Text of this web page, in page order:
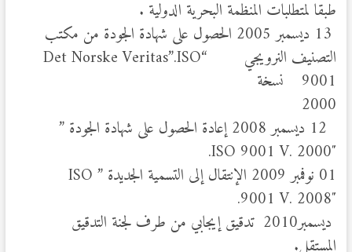
طبقا لمتطلبات المنظمة البحرية الدولية .
13 ديسمبر 2005 الحصول على شهادة الجودة من مكتب
التصنيف النرويجي “Det Norske Veritas”.ISO
9001 نسخة
2000
12 ديسمبر 2008 إعادة الحصول على شهادة الجودة ”
ISO 9001 V. 2000″.
01 نوفمبر 2009 الإنتقال إلى التسمية الجديدة ” ISO
9001 V. 2008″.
ديسمبر2010 تدقيق إيجابي من طرف لجنة التدقيق
المستقل.